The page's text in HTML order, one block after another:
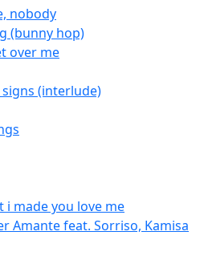
nobody
(bunny hop)
over me
(interlude)
i made you love me
Amante feat. Sorriso, Kamisa